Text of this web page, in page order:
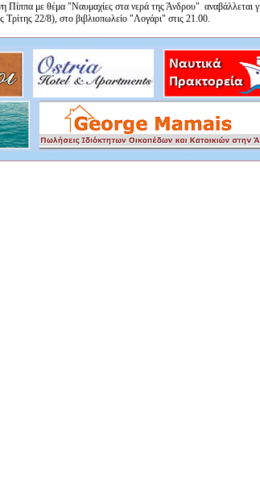
Πίππα με θέμα "Ναυμαχίες στα νερά της Άνδρου" αναβάλλεται
Τρίτης 22/8), στο βιβλιοπωλείο "Λογάρι" στις 21.00.